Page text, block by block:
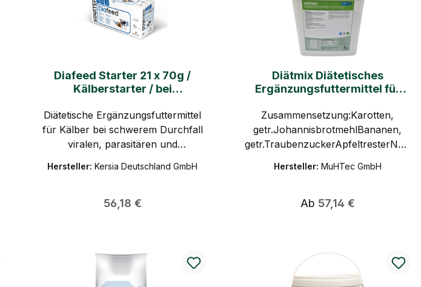
Diafeed Starter 21 x 70g /
Kälberstarter / bei
Diätetische Ergänzungsfuttermittel
für Kälber bei schwerem Durchfall
viralen, parasitären und
Hersteller:Kersia Deutschland GmbH
Regulärer Preis:
56,18 €
Diätmix Diätetisches
Ergänzungsfuttermittel für
Zusammensetzung:Karotten,
getr.JohannisbrotmehlBananen,
getr.TraubenzuckerApfeltresterNatr
NatriumchloridBockshornkleesaat
und Gehalte: 5% Rohprotein3,3%
Chloride1,6% Kalium28%
Zucker3,6%
Hersteller: MuHTec GmbH
Regulärer Preis:
Ab 57,14 €